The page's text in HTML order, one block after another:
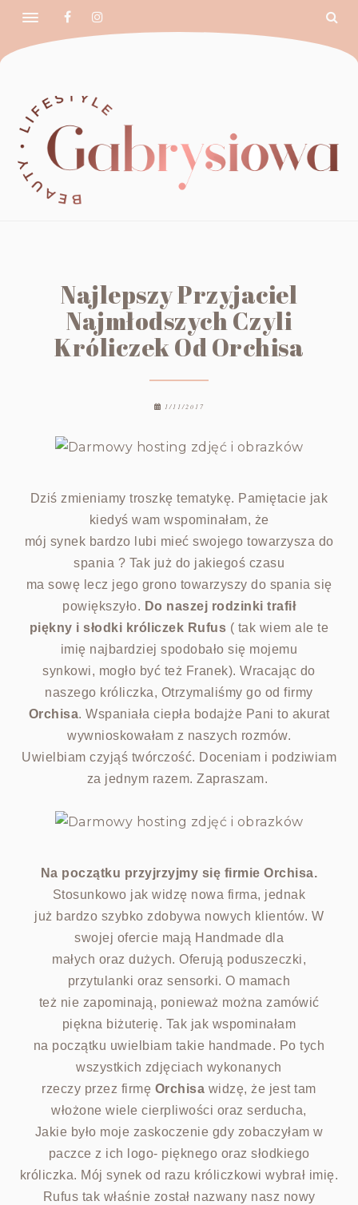
Najlepszy Przyjaciel
Najmłodszych Czyli
Króliczek Od Orchisa
1/11/2017
Dziś zmieniamy troszkę tematykę. Pamiętacie jak
kiedyś wam wspominałam, że
mój synek bardzo lubi mieć swojego towarzysza do
spania ? Tak już do jakiegoś czasu
ma sowę lecz jego grono towarzyszy do spania się
powiększyło. Do naszej rodzinki trafił
piękny i słodki króliczek Rufus ( tak wiem ale te
imię najbardziej spodobało się mojemu
synkowi, mogło być też Franek). Wracając do
naszego króliczka, Otrzymaliśmy go od firmy
Orchisa. Wspaniała ciepła bodajże Pani to akurat
wywnioskowałam z naszych rozmów.
Uwielbiam czyjąś twórczość. Doceniam i podziwiam
za jednym razem. Zapraszam.
Na początku przyjrzyjmy się firmie Orchisa.
Stosunkowo jak widzę nowa firma, jednak
już bardzo szybko zdobywa nowych klientów. W
swojej ofercie mają Handmade dla
małych oraz dużych. Oferują poduszeczki,
przytulanki oraz sensorki. O mamach
też nie zapominają, ponieważ można zamówić
piękna biżuterię. Tak jak wspominałam
na początku uwielbiam takie handmade. Po tych
wszystkich zdjęciach wykonanych
rzeczy przez firmę Orchisa widzę, że jest tam
włożone wiele cierpliwości oraz serducha,
Jakie było moje zaskoczenie gdy zobaczyłam w
paczce z ich logo- pięknego oraz słodkiego
króliczka. Mój synek od razu króliczkowi wybrał imię.
Rufus tak właśnie został nazwany nasz nowy